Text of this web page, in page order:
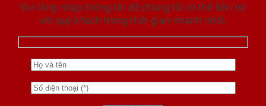
Vui lòng nhập thông tin để chúng tôi có thể liên hệ
với quý khách trong thời gian nhanh nhất.